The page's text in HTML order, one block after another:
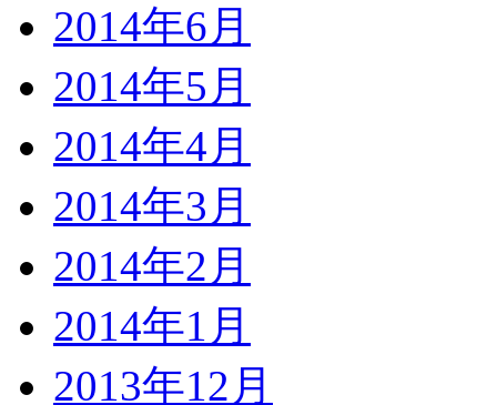
2014年6月
2014年5月
2014年4月
2014年3月
2014年2月
2014年1月
2013年12月